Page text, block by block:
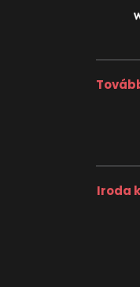
Iroda